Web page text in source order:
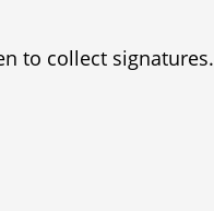
to collect signatures.